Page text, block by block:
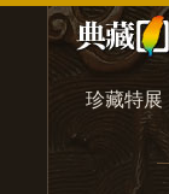
珍藏特展